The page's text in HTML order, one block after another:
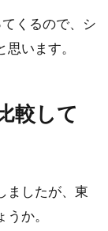
くるので、シ
います。
較して
ましたが、東
か。